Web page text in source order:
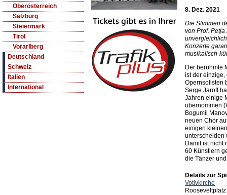
Oberösterreich
Salzburg
Steiermark
Tirol
Vorarlberg
Deutschland
Schweiz
Italien
International
8. Dez. 2021
Die Stimmen
von Prof.
Konzerte
musikalisch-
Der berühmte
ist der
Opernsolisten
Serge Jaroff
Jahren einige
übernommen
Bogumil
neuen Chor
einigen
unterscheiden
Damit ist nicht
60 Künstlern
die Tänzer
Details zur
Votivkirche